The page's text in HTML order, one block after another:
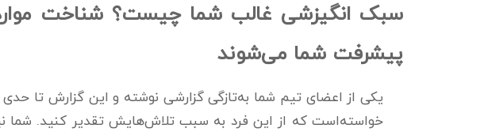
سبک انگیزشی غالب شما چیست؟ شناخت
پیشرفت شما می‌شوند
یکی از اعضای تیم شما به‌تازگی گزارشی نوشته‌ و این گزارش تا
خواسته‌است که از این فرد به سبب تلاش‌هایش تقدیر کنید. شما